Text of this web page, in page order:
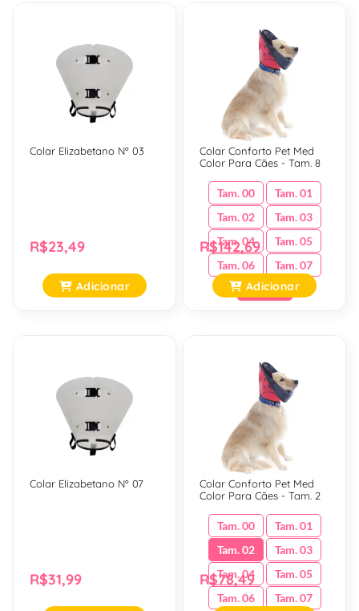
Colar Elizabetano Nº 03
R$23,49
Adicionar
Colar Conforto Pet Med
Color Para Cães - Tam. 8
Tam. 00
Tam. 01
Tam. 02
Tam. 03
Tam. 04
Tam. 05
Tam. 06
Tam. 07
Tam. 08
R$142,69
Adicionar
Colar Elizabetano Nº 07
R$31,99
Colar Conforto Pet Med
Color Para Cães - Tam. 2
Tam. 00
Tam. 01
Tam. 02
Tam. 03
Tam. 04
Tam. 05
Tam. 06
Tam. 07
R$78,49